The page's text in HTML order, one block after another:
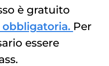
è gratuito
Per
essere